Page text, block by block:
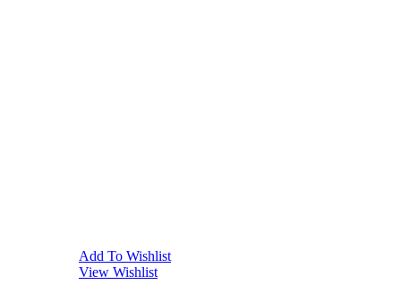
Add To Wishlist
View Wishlist